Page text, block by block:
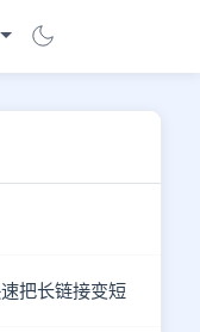
把长链接变短